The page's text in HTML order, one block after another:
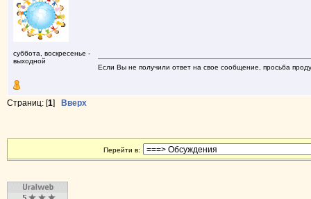
суббота, воскресенье -
выходной
Если Вы не получили ответ на свое сообщение, просьба
Страниц: [1] Вверх
Перейти в: